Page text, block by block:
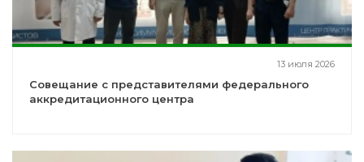
13 июля 2026
Совещание с представителями федерального
аккредитационного центра